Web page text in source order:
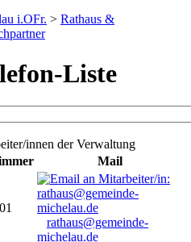
i.OFr. > Rathaus &
Liste
innen der Verwaltung
Mail
rathaus@gemeinde-
michelau.de